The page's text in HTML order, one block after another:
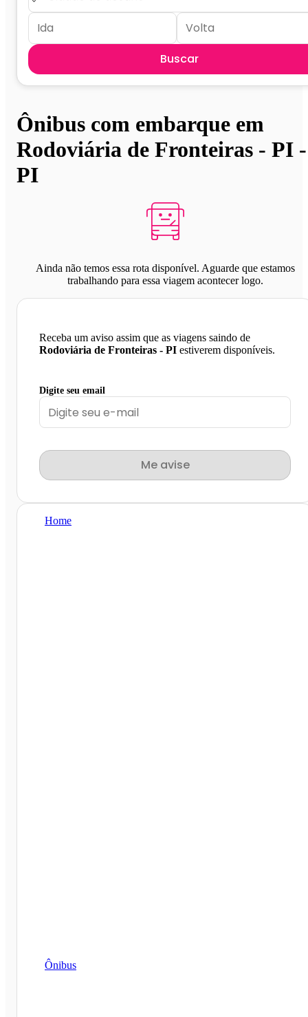
Buscar
Ônibus com embarque em
Rodoviária de Fronteiras - PI -
PI
Ainda não temos essa rota disponível. Aguarde que estamos
trabalhando para essa viagem acontecer logo.
Receba um aviso assim que as viagens saindo de
Rodoviária de Fronteiras - PI estiverem disponíveis.
Digite seu email
Me avise
Home
Ônibus